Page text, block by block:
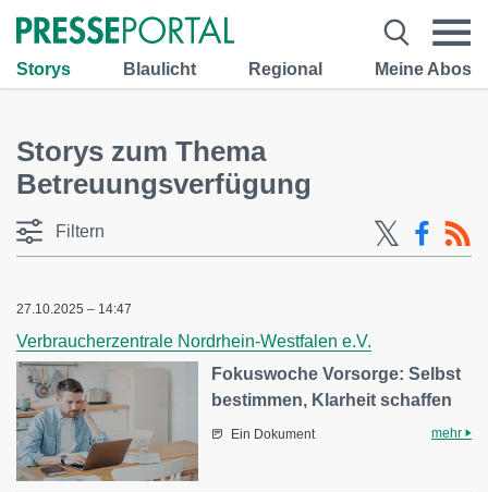
Storys Blaulicht Regional Meine Abos
Storys zum Thema
Betreuungsverfügung
Filtern
27.10.2025 – 14:47
Verbraucherzentrale Nordrhein-Westfalen e.V.
Fokuswoche Vorsorge: Selbst
bestimmen, Klarheit schaffen
Ein Dokument mehr